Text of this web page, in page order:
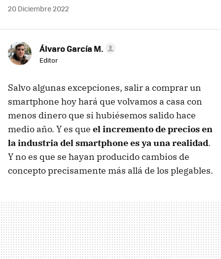
20 Diciembre 2022
Álvaro García M.
Editor
Salvo algunas excepciones, salir a comprar un
smartphone hoy hará que volvamos a casa con
menos dinero que si hubiésemos salido hace
medio año. Y es que el incremento de precios en
la industria del smartphone es ya una realidad.
Y no es que se hayan producido cambios de
concepto precisamente más allá de los plegables.